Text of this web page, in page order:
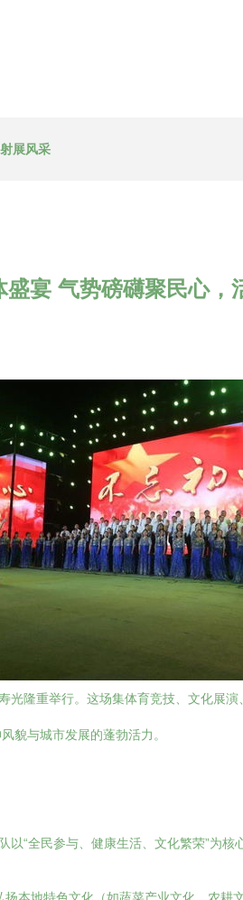
展风采
盛宴 气势磅礴聚民心，
光隆重举行。这场集体育竞技、文化展
貌与城市发展的蓬勃活力。
“全民参与、健康生活、文化繁荣”为